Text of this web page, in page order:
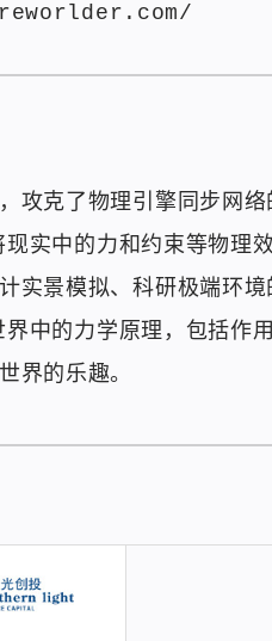
攻克了物理引擎同步网
实中的力和约束等物理
实景模拟、科研极端环
中的力学原理，包括作
界的乐趣。